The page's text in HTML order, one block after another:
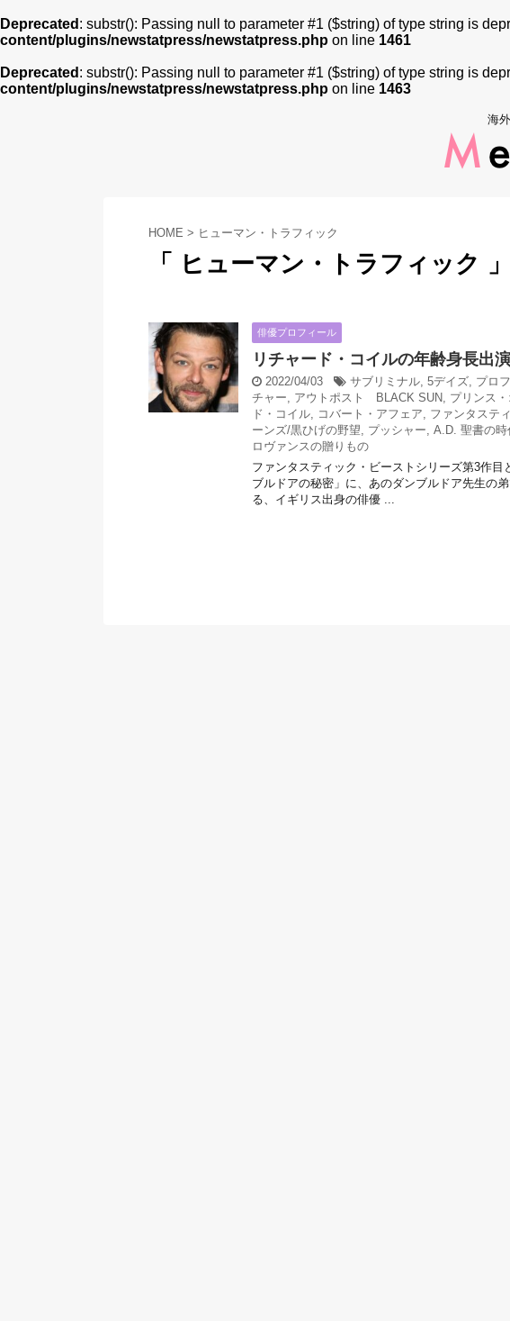
Deprecated : substr(): Passing null to parameter #1 ($string) of type string is
content/plugins/newstatpress/newstatpress.php on line 1461
Deprecated : substr(): Passing null to parameter #1 ($string) of type string is
content/plugins/newstatpress/newstatpress.php on line 1463
海
HOME > ヒューマン・トラフィック
「 ヒューマン・トラフィック
俳優プロフィール
リチャード・コイルの年齢身長出
2022/04/03 サブリミナル, 5デイズ, プロ
チャー, アウトポスト BLACK SUN, プリンス
ド・コイル, コバート・アフェア, ファンタステ
ーンズ/黒ひげの野望, プッシャー, A.D. 聖書の時
ロヴァンスの贈りもの
ファンタスティック・ビーストシリーズ第3作
ブルドアの秘密」に、あのダンブルドア先生の
る、イギリス出身の俳優 ...